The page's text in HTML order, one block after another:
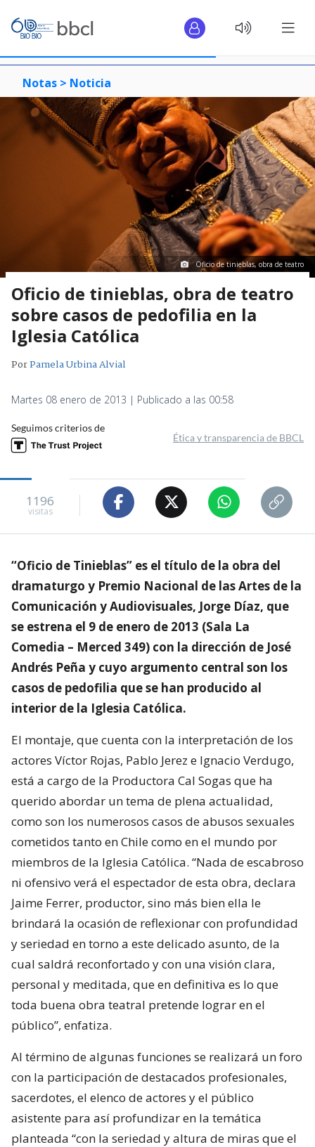
Notas > Noticia
Oficio de tinieblas, obra de teatro
Oficio de tinieblas, obra de teatro
sobre casos de pedofilia en la
Iglesia Católica
PorPamela Urbina Alvial
Martes 08 enero de 2013 | Publicado a las 00:58
Seguimos criterios de
Ética y transparencia de BBCL
1196
visitas
“Oficio de Tinieblas” es el título de la obra del
dramaturgo y Premio Nacional de las Artes de la
Comunicación y Audiovisuales, Jorge Díaz, que
se estrena el 9 de enero de 2013 (Sala La
Comedia – Merced 349) con la dirección de José
Andrés Peña y cuyo argumento central son los
casos de pedofilia que se han producido al
interior de la Iglesia Católica.
El montaje, que cuenta con la interpretación de los
actores Víctor Rojas, Pablo Jerez e Ignacio Verdugo,
está a cargo de la Productora Cal Sogas que ha
querido abordar un tema de plena actualidad,
como son los numerosos casos de abusos sexuales
cometidos tanto en Chile como en el mundo por
miembros de la Iglesia Católica. “Nada de escabroso
ni ofensivo verá el espectador de esta obra, declara
Jaime Ferrer, productor, sino más bien ella le
brindará la ocasión de reflexionar con profundidad
y seriedad en torno a este delicado asunto, de la
cual saldrá reconfortado y con una visión clara,
personal y meditada, que en definitiva es lo que
toda buena obra teatral pretende lograr en el
público”, enfatiza.
Al término de algunas funciones se realizará un foro
con la participación de destacados profesionales,
sacerdotes, el elenco de actores y el público
asistente para así profundizar en la temática
planteada “con la seriedad y altura de miras que el